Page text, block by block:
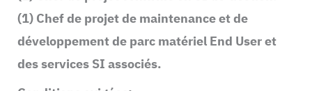
(1) Chef de projet de maintenance et de
développement de parc matériel End User et
des services SI associés.